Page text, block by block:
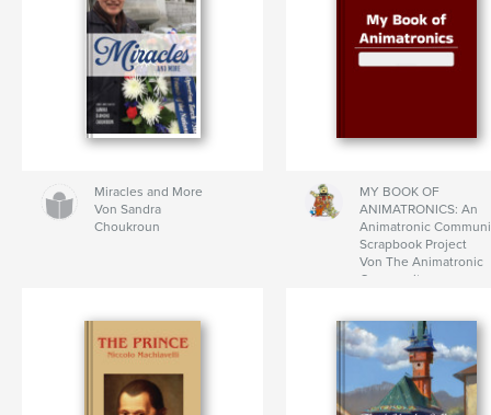
Miracles and More
Von Sandra
Choukroun
MY BOOK OF
ANIMATRONICS: An
Animatronic
Scrapbook Project
Von The Animatronic
Community